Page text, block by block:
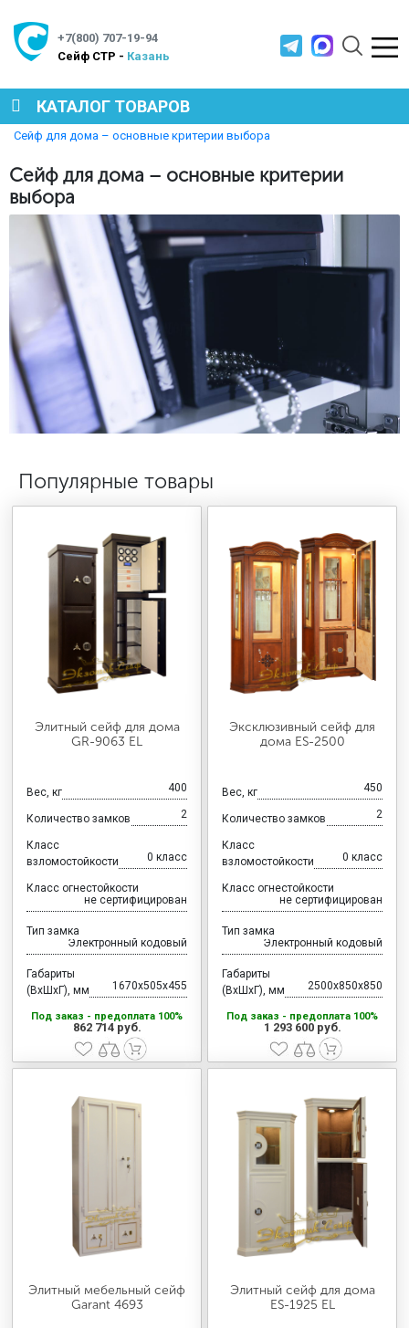
+7(800) 707-19-94
Cейф СТР - Казань
КАТАЛОГ ТОВАРОВ
МЕТАЛЛИЧЕСКАЯ МЕБЕЛЬ
МЕТАЛЛИЧЕСКИЕ СТЕЛЛАЖИ
ПРОИЗВОДСТВЕННАЯ МЕБЕЛЬ
МЕДИЦИНСКАЯ МЕБЕЛЬ
СИСТЕМЫ ХРАНЕНИЯ
ОФИСНАЯ МЕБЕЛЬ
МЕБЕЛЬ ДЛЯ ДОМА
МЕБЕЛЬ ДЛЯ СТОЛОВЫХ
СТАЛЬНЫЕ ДВЕРИ
Главная
Полезная информация
Сейф для дома – основные критерии выбора
Сейф для дома – основные критерии
выбора
Популярные товары
Элитный сейф для дома
GR-9063 EL
Вес, кг 400
Количество замков 2
Класс
взломостойкости
0 класс
Класс огнестойкости
не сертифицирован
Тип замка
Электронный кодовый
Габариты
(ВхШхГ), мм
1670x505x455
Под заказ - предоплата 100%
862 714 руб.
Эксклюзивный сейф для
дома ES-2500
Вес, кг 450
Количество замков 2
Класс
взломостойкости
0 класс
Класс огнестойкости
не сертифицирован
Тип замка
Электронный кодовый
Габариты
(ВхШхГ), мм
2500x850x850
Под заказ - предоплата 100%
1 293 600 руб.
Элитный мебельный сейф
Garant 4693
Элитный сейф для дома
ES-1925 EL